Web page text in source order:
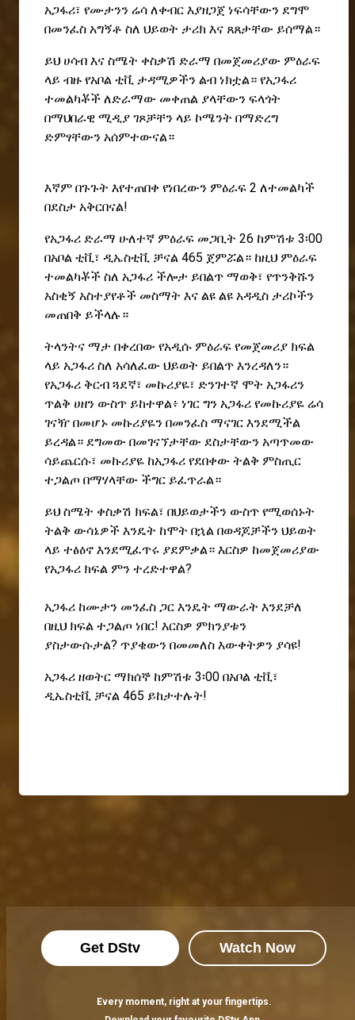
አጋፋሪ፣ የሙታንን ሬሳ ለቀብር እያዘጋጀ ነፍሳቸውን ደግሞ
በመንፈስ አግኝቶ ስለ ህይወት ታሪክ እና ጸጸታቸው ይሰማል።
ይህ ሀሳብ እና ስሜት ቀስቃሽ ድራማ በመጀመሪያው ምዕራፍ
ላይ ብዙ የአቦል ቲቪ ታዳሚዎችን ልብ ነክቷል። የአጋፋሪ
ተመልካቾች ለድራማው መቀጠል ያላቸውን ፍላጎት
በማህበራዊ ሚዲያ ገጾቻቸን ላይ ኮሜንት በማድረግ
ድምፃቸውን አሰምተውናል።
እኛም በጉጉት እየተጠበቀ የነበረውን ምዕራፍ 2 ለተመልካች
በደስታ አቅርበናል!
የአጋፋሪ ድራማ ሁለተኛ ምዕራፍ መጋቢት 26 ከምሽቱ 3፡00
በአቦል ቲቪ፣ ዲኤስቲቪ ቻናል 465 ጀምሯል። ከዚህ ምዕራፍ
ተመልካቾች ስለ አጋፋሪ ችሎታ ይበልጥ ማወቅ፣ የጥንቅሹን
አስቂኝ አስተያየቶች መስማት እና ልዩ ልዩ አዳዲስ ታሪኮችን
መጠበቅ ይችላሉ።
ትላንትና ማታ በቀረበው የአዲሱ ምዕራፍ የመጀመሪያ ክፍል
ላይ አጋፋሪ ስለ አሳለፈው ህይወት ይበልጥ እንረዳለን።
የአጋፋሪ ቅርብ ጓደኛ፣ መኩሪያዬ፣ ድንገተኛ ሞት አጋፋሪን
ጥልቅ ሀዘን ውስጥ ይከተዋል፥ ነገር ግን አጋፋሪ የመኩሪያዬ ሬሳ
ገናዥ በመሆኑ መኩሪያዬን በመንፈስ ማናገር እንደሚችል
ይረዳል። ደግመው በመገናኘታቸው ደስታቸውን አጣጥመው
ሳይጨርሱ፣ መኩሪያዬ ከአጋፋሪ የደበቀው ትልቅ ምስጢር
ተጋልጦ በማሃላቸው ችግር ይፈጥራል።
ይህ ስሜት ቀስቃሽ ክፍል፣ በህይወታችን ውስጥ የሚወሰኑት
ትልቅ ውሳኔዎች እንዴት ከሞት በኋል በወዳጆቻችን ህይወት
ላይ ተፅዕኖ እንደሚፈጥሩ ያደምቃል። እርስዎ ከመጀመሪያው
የአጋፋሪ ክፍል ምን ተረድተዋል?
አጋፋሪ ከሙታን መንፈስ ጋር እንዴት ማውራት እንደቻለ
በዚህ ክፍል ተጋልጦ ነበር! እርስዎ ምክንያቱን
ያስታውሱታል? ጥያቄውን በመመለስ እውቀትዎን ያሳዩ!
አጋፋሪ ዘወትር ማክሰኞ ከምሽቱ 3፡00 በአቦል ቲቪ፣
ዲኤስቲቪ ቻናል 465 ይከታተሉት!
Get DStv Watch Now
Every moment, right at your fingertips.